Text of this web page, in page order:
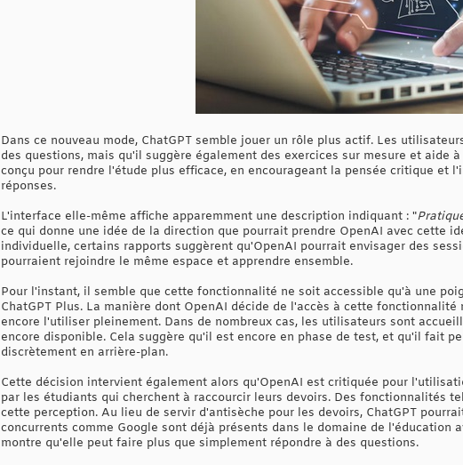
Dans ce nouveau mode, ChatGPT semble jouer un rôle plus actif. Les
des questions, mais qu'il suggère également des exercices sur mesure et aide
conçu pour rendre l'étude plus efficace, en encourageant la pensée critique et
réponses.
L'interface elle-même affiche apparemment une description indiquant : "
ce qui donne une idée de la direction que pourrait prendre OpenAI avec cette
individuelle, certains rapports suggèrent qu'OpenAI pourrait envisager des
pourraient rejoindre le même espace et apprendre ensemble.
Pour l'instant, il semble que cette fonctionnalité ne soit accessible qu'à une
ChatGPT Plus. La manière dont OpenAI décide de l'accès à cette
encore l'utiliser pleinement. Dans de nombreux cas, les utilisateurs sont
encore disponible. Cela suggère qu'il est encore en phase de test, et qu'il fait
discrètement en arrière-plan.
Cette décision intervient également alors qu'OpenAI est critiquée pour
par les étudiants qui cherchent à raccourcir leurs devoirs. Des fonctionnalités
cette perception. Au lieu de servir d'antisèche pour les devoirs, ChatGPT
concurrents comme Google sont déjà présents dans le domaine de l'éducation
montre qu'elle peut faire plus que simplement répondre à des questions.